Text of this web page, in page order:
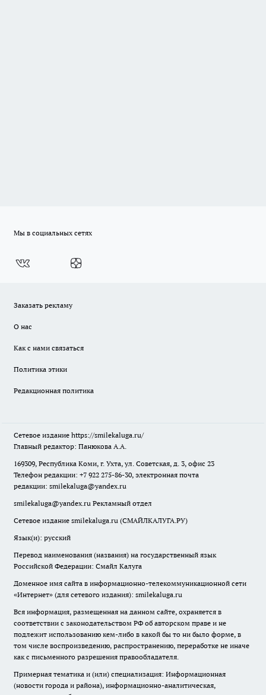
Мы в социальных сетях
Заказать рекламу
О нас
Как с нами связаться
Политика этики
Редакционная политика
Сетевое издание https://smilekaluga.ru/
Главный редактор: Панюкова А.А.
169309, Республика Коми, г. Ухта, ул. Советская, д. 3, офис 23
Телефон редакции: +7 922 275-86-30, электронная почта
редакции: smilekaluga@yandex.ru
smilekaluga@yandex.ru Рекламный отдел
Сетевое издание smilekaluga.ru (СМАЙЛКАЛУГА.РУ)
Язык(и): русский
Перевод наименования (названия) на государственный язык
Российской Федерации: Смайл Калуга
Доменное имя сайта в информационно-телекоммуникационной сети
«Интернет» (для сетевого издания): smilekaluga.ru
Вся информация, размещенная на данном сайте, охраняется в
соответствии с законодательством РФ об авторском праве и не
подлежит использованию кем-либо в какой бы то ни было форме, в
том числе воспроизведению, распространению, переработке не иначе
как с письменного разрешения правообладателя.
Примерная тематика и (или) специализация: Информационная
(новости города и района), информационно-аналитическая,